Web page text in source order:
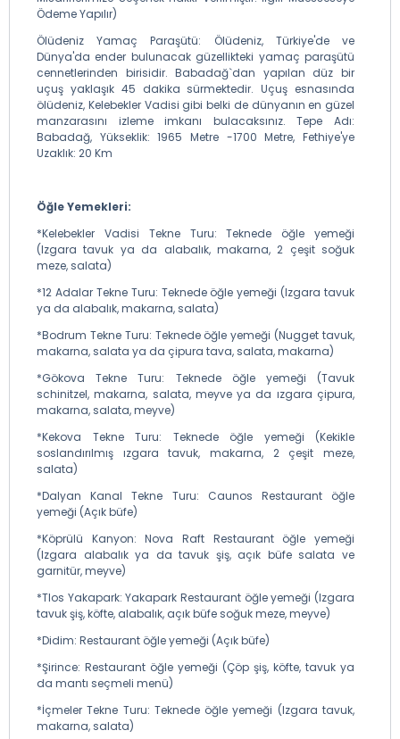
Ödeme Yapılır)
Ölüdeniz Yamaç Paraşütü: Ölüdeniz, Türkiye'de ve
Dünya'da ender bulunacak güzellikteki yamaç paraşütü
cennetlerinden birisidir. Babadağ`dan yapılan düz bir
uçuş yaklaşık 45 dakika sürmektedir. Uçuş esnasında
ölüdeniz, Kelebekler Vadisi gibi belki de dünyanın en güzel
manzarasını izleme imkanı bulacaksınız. Tepe Adı:
Babadağ, Yükseklik: 1965 Metre -1700 Metre, Fethiye'ye
Uzaklık: 20 Km
Öğle Yemekleri:
*Kelebekler Vadisi Tekne Turu: Teknede öğle yemeği
(Izgara tavuk ya da alabalık, makarna, 2 çeşit soğuk
meze, salata)
*12 Adalar Tekne Turu: Teknede öğle yemeği (Izgara tavuk
ya da alabalık, makarna, salata)
*Bodrum Tekne Turu: Teknede öğle yemeği (Nugget tavuk,
makarna, salata ya da çipura tava, salata, makarna)
*Gökova Tekne Turu: Teknede öğle yemeği (Tavuk
schinitzel, makarna, salata, meyve ya da ızgara çipura,
makarna, salata, meyve)
*Kekova Tekne Turu: Teknede öğle yemeği (Kekikle
soslandırılmış ızgara tavuk, makarna, 2 çeşit meze,
salata)
*Dalyan Kanal Tekne Turu: Caunos Restaurant öğle
yemeği (Açık büfe)
*Köprülü Kanyon: Nova Raft Restaurant öğle yemeği
(Izgara alabalık ya da tavuk şiş, açık büfe salata ve
garnitür, meyve)
*Tlos Yakapark: Yakapark Restaurant öğle yemeği (Izgara
tavuk şiş, köfte, alabalık, açık büfe soğuk meze, meyve)
*Didim: Restaurant öğle yemeği (Açık büfe)
*Şirince: Restaurant öğle yemeği (Çöp şiş, köfte, tavuk ya
da mantı seçmeli menü)
*İçmeler Tekne Turu: Teknede öğle yemeği (Izgara tavuk,
makarna, salata)